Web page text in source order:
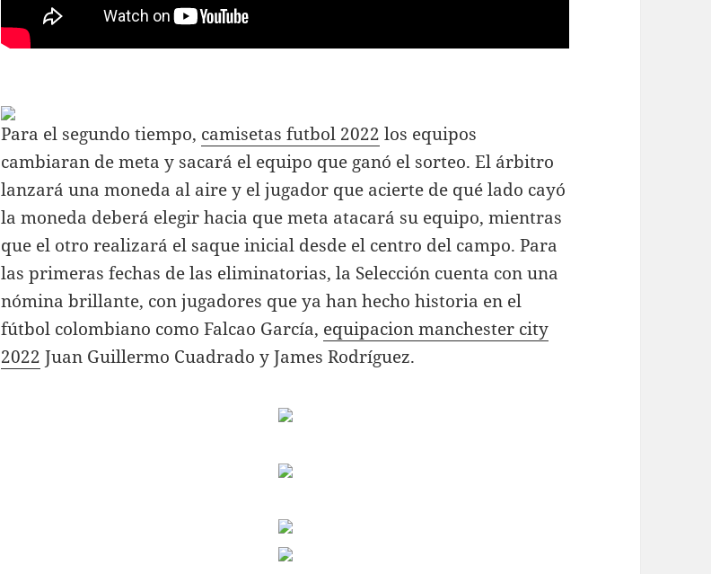
Para el segundo tiempo, camisetas futbol 2022 los equipos
cambiaran de meta y sacará el equipo que ganó el sorteo. El árbitro
lanzará una moneda al aire y el jugador que acierte de qué lado cayó
la moneda deberá elegir hacia que meta atacará su equipo, mientras
que el otro realizará el saque inicial desde el centro del campo. Para
las primeras fechas de las eliminatorias, la Selección cuenta con una
nómina brillante, con jugadores que ya han hecho historia en el
fútbol colombiano como Falcao García, equipacion manchester city
2022 Juan Guillermo Cuadrado y James Rodríguez.